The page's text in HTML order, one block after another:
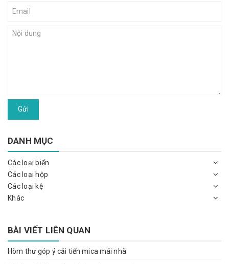
Gửi
DANH MỤC
Các loại biển
Các loại hộp
Các loại kệ
Khác
BÀI VIẾT LIÊN QUAN
Hòm thư góp ý cải tiến mica mái nhà